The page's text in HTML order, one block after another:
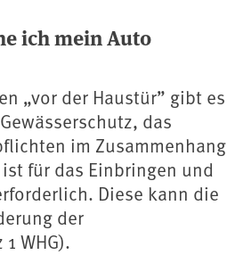
ich mein Auto
„vor der Haustür” gibt es
das
im Zusammenhang
für das Einbringen und
Diese kann die
der
WHG).